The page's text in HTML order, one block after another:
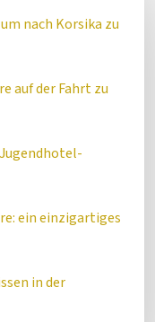
nach Korsika zu
auf der Fahrt zu
ein einzigartiges
in der